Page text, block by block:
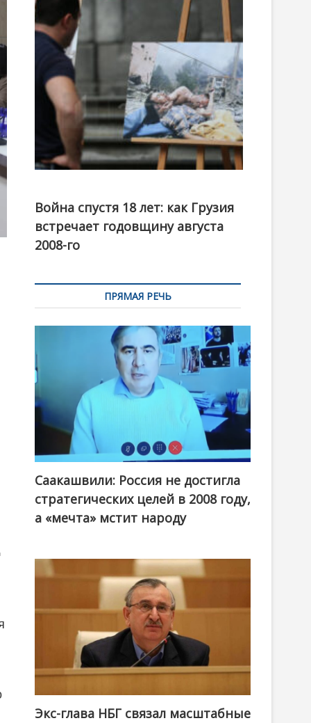
o
n
канал
Война спустя 18 лет: как Грузия
встречает годовщину августа
2008-го
ПРЯМАЯ РЕЧЬ
Саакашвили: Россия не достигла
стратегических целей в 2008 году,
а «мечта» мстит народу
Экс-глава НБГ связал масштабные